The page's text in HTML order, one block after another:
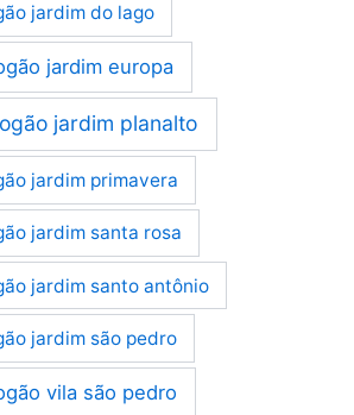
jardim do lago
jardim europa
jardim planalto
jardim primavera
jardim santa rosa
jardim santo antônio
jardim são pedro
vila são pedro